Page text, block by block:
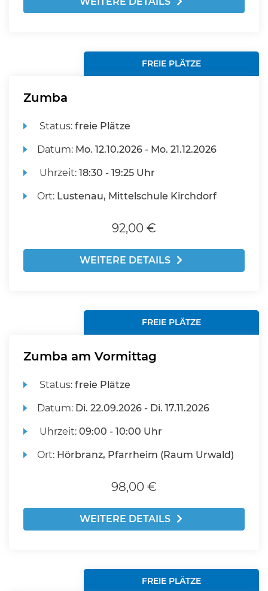
FREIE PLÄTZE
Zumba
Status:freie Plätze
Datum: Mo. 12.10.2026 - Mo. 21.12.2026
Uhrzeit:18:30 - 19:25 Uhr
Ort: Lustenau, Mittelschule Kirchdorf
92,00 €
WEITERE DETAILS
FREIE PLÄTZE
Zumba am Vormittag
Status:freie Plätze
Datum: Di. 22.09.2026 - Di. 17.11.2026
Uhrzeit:09:00 - 10:00 Uhr
Ort: Hörbranz, Pfarrheim (Raum Urwald)
98,00 €
WEITERE DETAILS
FREIE PLÄTZE